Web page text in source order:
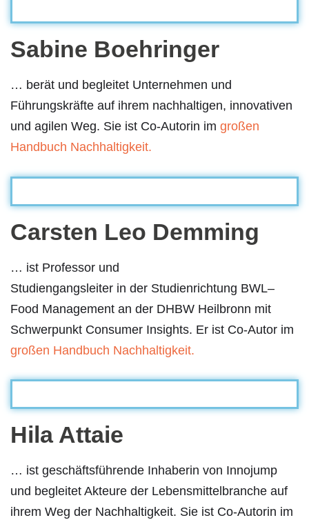
Sabine Boehringer
… berät und begleitet Unternehmen und
Führungskräfte auf ihrem nachhaltigen, innovativen
und agilen Weg. Sie ist Co-Autorin im großen
Handbuch Nachhaltigkeit.
Carsten Leo Demming
… ist Professor und
Studiengangsleiter in der Studienrichtung BWL–
Food Management an der DHBW Heilbronn mit
Schwerpunkt Consumer Insights. Er ist Co-Autor im
großen Handbuch Nachhaltigkeit.
Hila Attaie
… ist geschäftsführende Inhaberin von Innojump
und begleitet Akteure der Lebensmittelbranche auf
ihrem Weg der Nachhaltigkeit. Sie ist Co-Autorin im